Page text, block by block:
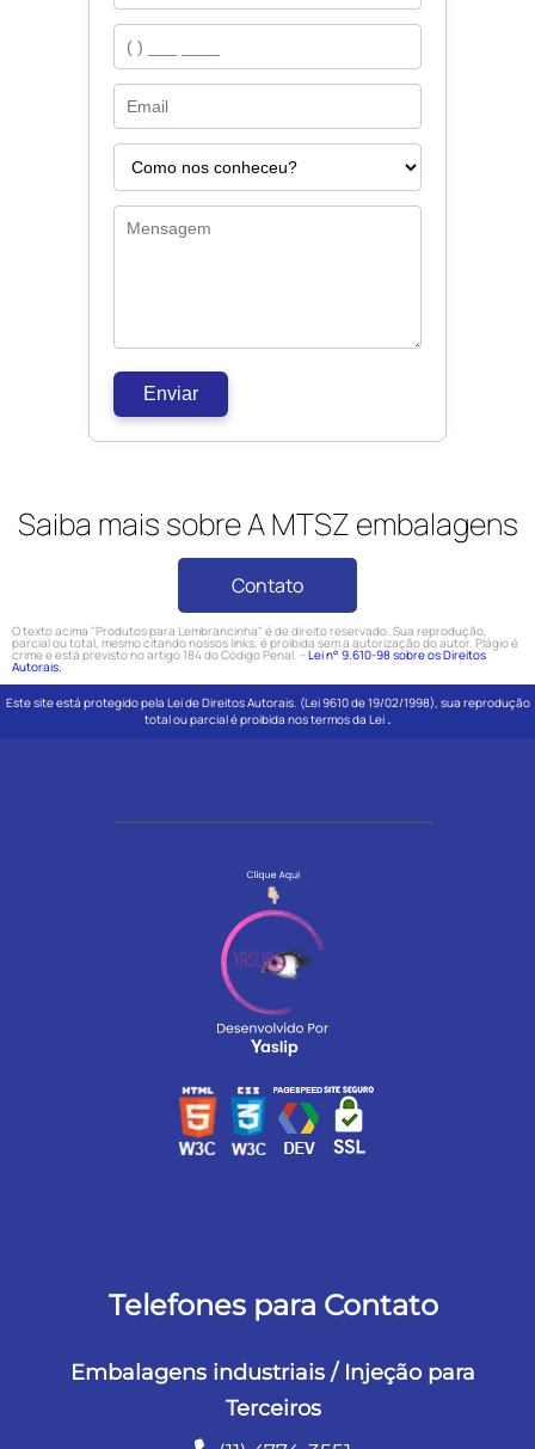
Enviar
Saiba mais sobre A MTSZ embalagens
Contato
O texto acima "Produtos para Lembrancinha" é de direito reservado. Sua reprodução,
parcial ou total, mesmo citando nossos links, é proibida sem a autorização do autor. Plágio é
crime e está previsto no artigo 184 do Código Penal. –Lei n° 9.610-98 sobre os Direitos
Autorais.
Este site está protegido pela Lei de Direitos Autorais. (Lei 9610 de 19/02/1998), sua reprodução
total ou parcial é proibida nos termos da Lei .
Telefones para Contato
Embalagens industriais / Injeção para
Terceiros